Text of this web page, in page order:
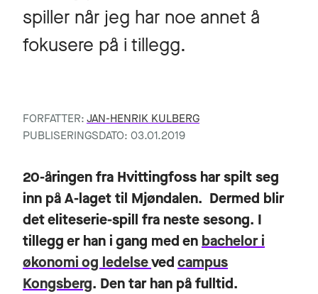
spiller når jeg har noe annet å
fokusere på i tillegg.
FORFATTER:JAN-HENRIK KULBERG
PUBLISERINGSDATO: 03.01.2019
20-åringen fra Hvittingfoss har spilt seg
inn på A-laget til Mjøndalen. Dermed blir
det eliteserie-spill fra neste sesong. I
tillegg er han i gang med en bachelor i
økonomi og ledelsevedcampus
Kongsberg. Den tar han på fulltid.